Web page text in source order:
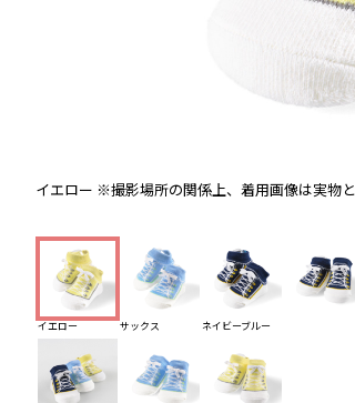
イエロー ※撮影場所の関係上、着用画像は実物
イエロー サックス ネイビーブルー